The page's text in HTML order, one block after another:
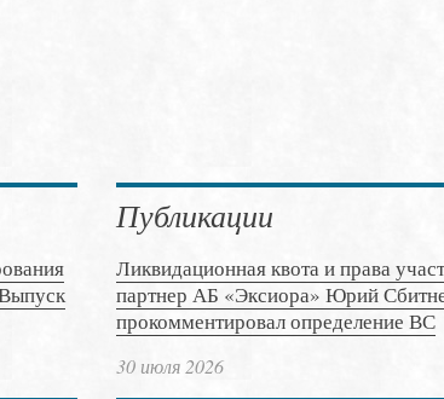
Публикации
Ликвидационная квота и права
партнер АБ «Эксиора» Юрий
прокомментировал определение ВС
30 июля 2026